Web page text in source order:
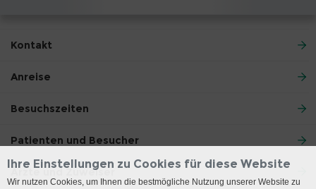
Kontakt
Anreise
Besuchszeiten
Patienten und Besucher
Ärzte und Zuweiser
Ihre Einstellungen zu Cookies für diese Website
Wir nutzen Cookies, um Ihnen die bestmögliche Nutzung unserer Website zu